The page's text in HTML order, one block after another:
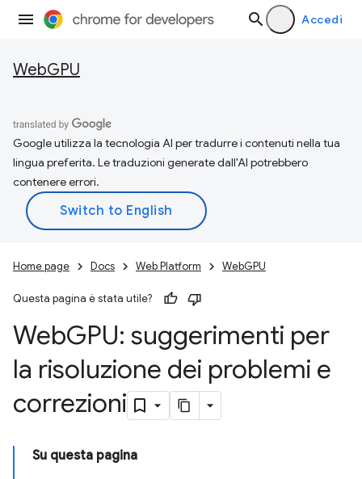
Accedi
WebGPU
Google utilizza la tecnologia AI per tradurre i contenuti nella tua
lingua preferita. Le traduzioni generate dall'AI potrebbero
contenere errori.
Home page Docs Web Platform WebGPU
Questa pagina è stata utile?
WebGPU: suggerimenti per
la risoluzione dei problemi e
correzioni
Su questa pagina